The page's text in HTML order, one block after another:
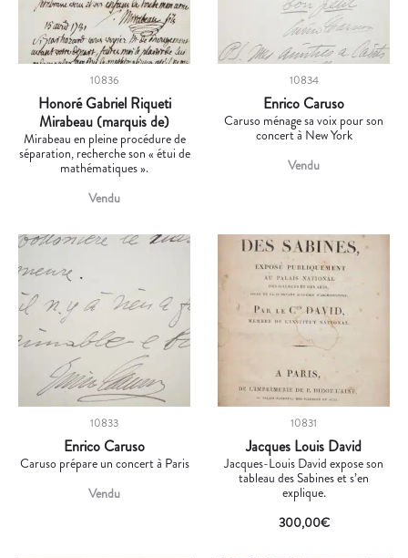
10836
Honoré Gabriel Riqueti
Mirabeau (marquis de)
Mirabeau en pleine procédure de
séparation, recherche son « étui de
mathématiques ».
Vendu
10834
Enrico Caruso
Caruso ménage sa voix pour son
concert à New York
Vendu
10833
Enrico Caruso
Caruso prépare un concert à Paris
Vendu
10831
Jacques Louis David
Jacques-Louis David expose son
tableau des Sabines et s’en
explique.
300,00€